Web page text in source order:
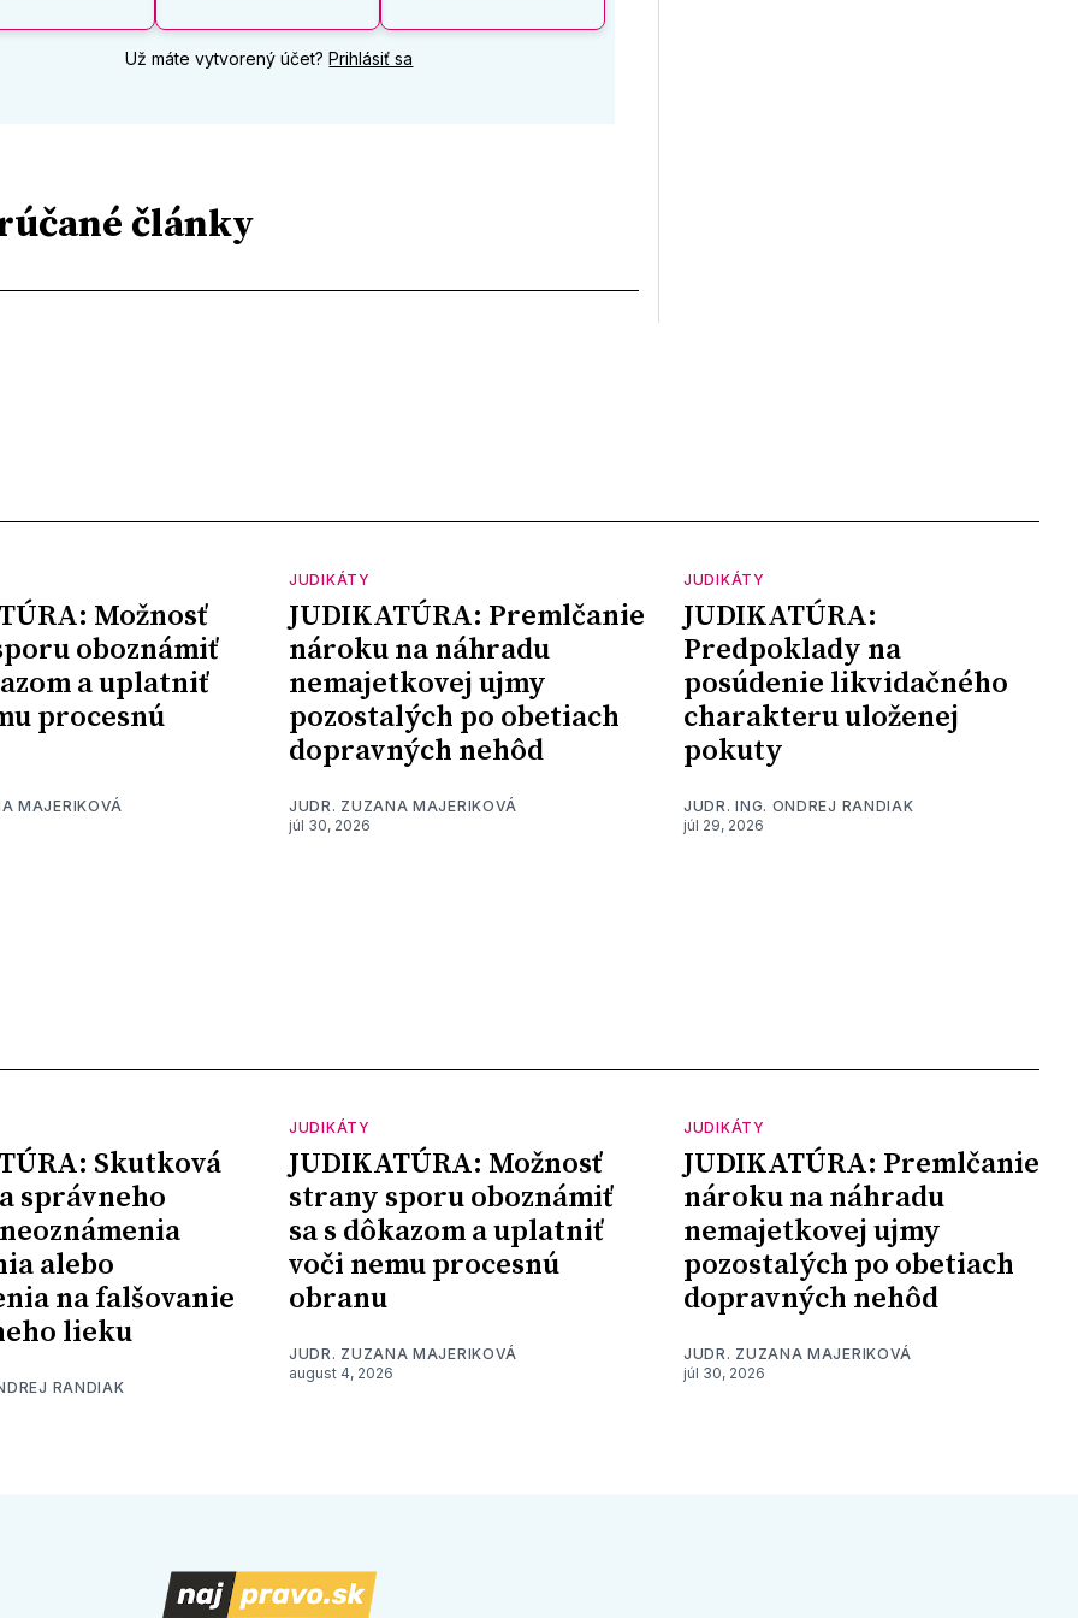
Už máte vytvorený účet?Prihlásiť sa
články
Možnosť
oboznámiť
a uplatniť
procesnú
MAJERIKOVÁ
JUDIKÁTY
JUDIKATÚRA: Premlčanie
nároku na náhradu
nemajetkovej ujmy
pozostalých po obetiach
dopravných nehôd
JUDR. ZUZANA MAJERIKOVÁ
júl 30, 2026
JUDIKÁTY
JUDIKATÚRA:
Predpoklady na
posúdenie likvidačného
charakteru uloženej
pokuty
JUDR. ING. ONDREJ RANDIAK
júl 29, 2026
Skutková
správneho
alebo
na falšovanie
lieku
RANDIAK
JUDIKÁTY
JUDIKATÚRA: Možnosť
strany sporu oboznámiť
sa s dôkazom a uplatniť
voči nemu procesnú
obranu
JUDR. ZUZANA MAJERIKOVÁ
august 4, 2026
JUDIKÁTY
JUDIKATÚRA: Premlčanie
nároku na náhradu
nemajetkovej ujmy
pozostalých po obetiach
dopravných nehôd
JUDR. ZUZANA MAJERIKOVÁ
júl 30, 2026